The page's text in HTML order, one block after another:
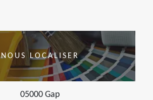
NOUS LOCALISER
05000 Gap